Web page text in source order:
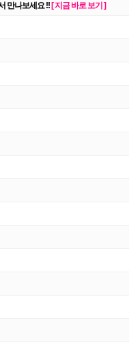
만나보세요 !! [ 지금 바로 보기 ]